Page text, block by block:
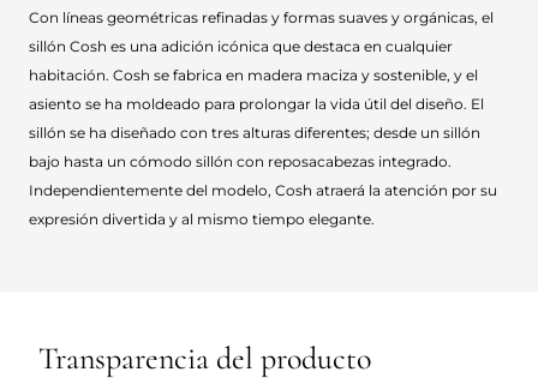
Con líneas geométricas refinadas y formas suaves y orgánicas, el
sillón Cosh es una adición icónica que destaca en cualquier
habitación. Cosh se fabrica en madera maciza y sostenible, y el
asiento se ha moldeado para prolongar la vida útil del diseño. El
sillón se ha diseñado con tres alturas diferentes; desde un sillón
bajo hasta un cómodo sillón con reposacabezas integrado.
Independientemente del modelo, Cosh atraerá la atención por su
expresión divertida y al mismo tiempo elegante.
Transparencia del producto